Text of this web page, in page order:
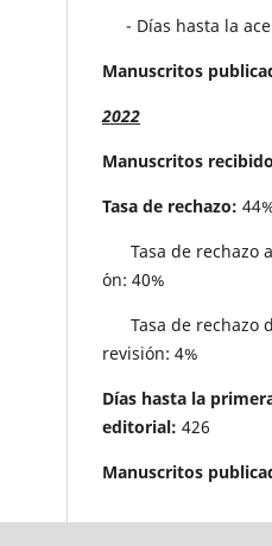
- Días hasta la
Manuscritos
2022
Manuscritos
Tasa de rechazo:
Tasa de rechazo
´on: 40%
Tasa de rechazo
revisión: 4%
Días hasta la
editorial: 426
Manuscritos